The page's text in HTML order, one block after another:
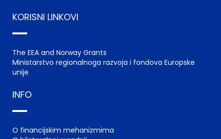
KORISNI LINKOVI
The EEA and Norway Grants
Ministarstvo regionalnoga razvoja i fondova Europske
unije
INFO
O financijskim mehanizmima